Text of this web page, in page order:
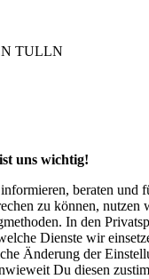
TULLN
uns wichtig!
beraten und
zu können, nutzen
In den
Dienste wir
Änderung der
Du diesen